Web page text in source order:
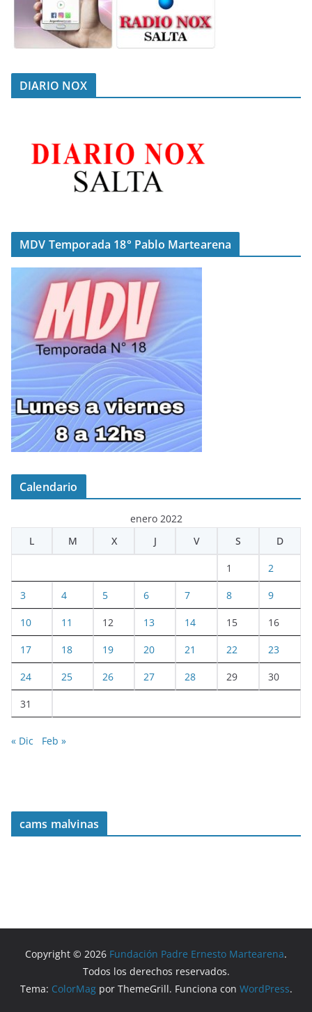
DIARIO NOX
MDV Temporada 18° Pablo Martearena
Calendario
enero 2022
L
M X J V S D
1 2
3 4 5 6 7 8 9
10 11 12 13 14 15 16
17 18 19 20 21 22 23
24 25 26 27 28 29 30
31
« Dic Feb »
cams malvinas
Copyright © 2026 Fundación Padre Ernesto Martearena.
Todos los derechos reservados.
Tema: ColorMagpor ThemeGrill. Funciona con WordPress.